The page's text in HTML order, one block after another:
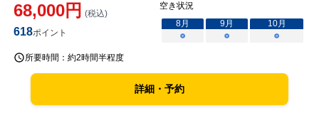
68,000円 (税込)
618ポイント
空き状況
8月 9月 10月
○
○ ○
所要時間： 約2時間半程度
詳細・予約